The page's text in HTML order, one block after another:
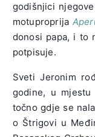
godišnjici
motuproprija
donosi papa, i to
potpisuje.
Sveti Jeronim
godine, u
točno gdje se
o Štrigovi u